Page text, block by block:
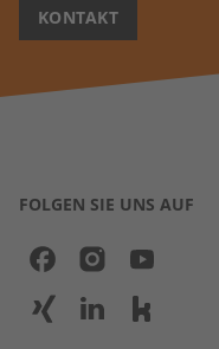
KONTAKT
FOLGEN SIE UNS AUF